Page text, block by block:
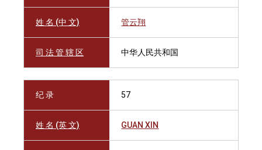
姓 名 (中 文) 管云翔
司 法 管 辖 区 中华人民共和国
纪 录 57
姓 名 (英 文) GUAN XIN